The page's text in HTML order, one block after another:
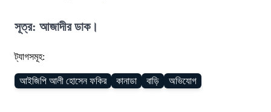
সূত্র: আজাদীর ডাক।
ট্যাগসমূহ:
আইজিপি আলী হোসেন ফকির কানাডা বাড়ি অভিযোগ